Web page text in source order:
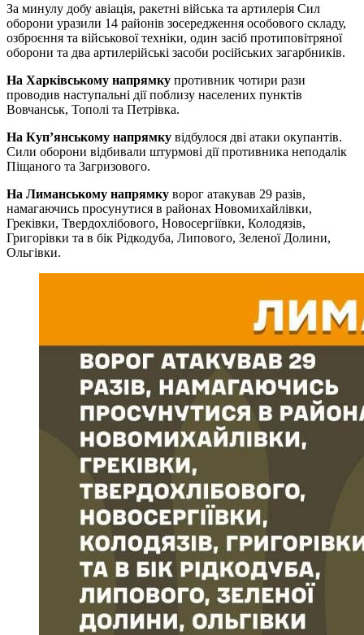
За минулу добу авіація, ракетні війська та артилерія Сил
оборони уразили 14 районів зосередження особового складу,
озброєння та військової техніки, один засіб протиповітряної
оборони та два артилерійські засоби російських загарбників.
На Харківському напрямку противник чотири рази
проводив наступальні дії поблизу населених пунктів
Вовчанськ, Тополі та Петрівка.
На Куп’янському напрямку відбулося дві атаки окупантів.
Сили оборони відбивали штурмові дії противника неподалік
Піщаного та Загризового.
На Лиманському напрямку ворог атакував 29 разів,
намагаючись просунутися в районах Новомихайлівки,
Греківки, Твердохлібового, Новосергіївки, Колодязів,
Григорівки та в бік Рідкодуба, Липового, Зеленої Долини,
Ольгівки.